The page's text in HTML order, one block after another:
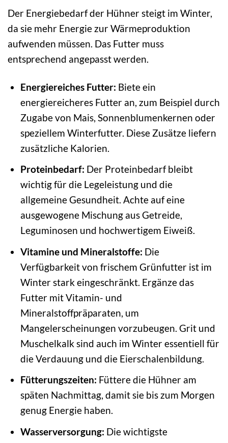
Der Energiebedarf der Hühner steigt im Winter,
da sie mehr Energie zur Wärmeproduktion
aufwenden müssen. Das Futter muss
entsprechend angepasst werden.
Energiereiches Futter: Biete ein
energiereicheres Futter an, zum Beispiel durch
Zugabe von Mais, Sonnenblumenkernen oder
speziellem Winterfutter. Diese Zusätze liefern
zusätzliche Kalorien.
Proteinbedarf: Der Proteinbedarf bleibt
wichtig für die Legeleistung und die
allgemeine Gesundheit. Achte auf eine
ausgewogene Mischung aus Getreide,
Leguminosen und hochwertigem Eiweiß.
Vitamine und Mineralstoffe: Die
Verfügbarkeit von frischem Grünfutter ist im
Winter stark eingeschränkt. Ergänze das
Futter mit Vitamin- und
Mineralstoffpräparaten, um
Mangelerscheinungen vorzubeugen. Grit und
Muschelkalk sind auch im Winter essentiell für
die Verdauung und die Eierschalenbildung.
Fütterungszeiten: Füttere die Hühner am
späten Nachmittag, damit sie bis zum Morgen
genug Energie haben.
Wasserversorgung: Die wichtigste